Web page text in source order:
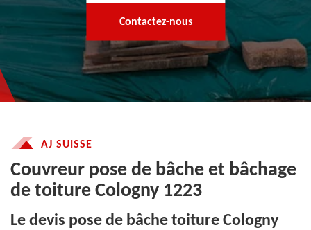
Contactez-nous
AJ SUISSE
Couvreur pose de bâche et bâchage
de toiture Cologny 1223
Le devis pose de bâche toiture Cologny